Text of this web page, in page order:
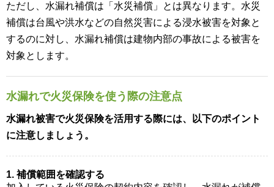
ただし、水漏れ補償は「水災補償」とは異なります。水災
補償は台風や洪水などの自然災害による浸水被害を対象と
するのに対し、水漏れ補償は建物内部の事故による被害を
対象とします。
水漏れで火災保険を使う際の注意点
水漏れ被害で火災保険を活用する際には、以下のポイント
に注意しましょう。
1. 補償範囲を確認する